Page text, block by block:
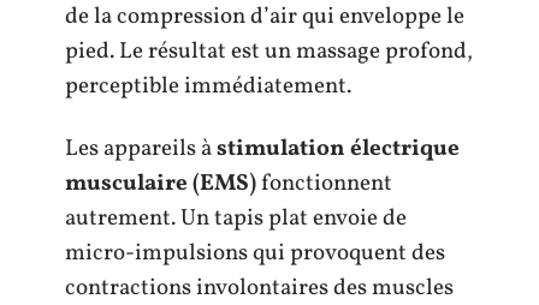
de la compression d’air qui enveloppe le
pied. Le résultat est un massage profond,
perceptible immédiatement.
Les appareils àstimulation électrique
musculaire (EMS)fonctionnent
autrement. Un tapis plat envoie de
micro-impulsions qui provoquent des
contractions involontaires des muscles